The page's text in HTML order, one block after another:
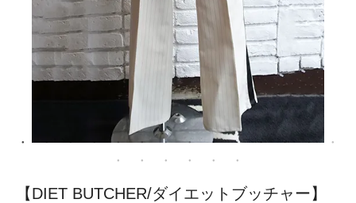
【DIET BUTCHER/ダイエットブッチャー】